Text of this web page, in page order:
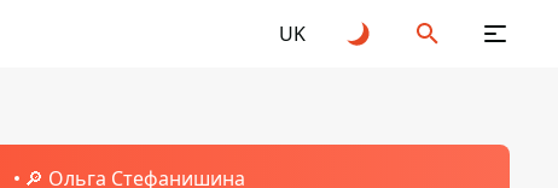
UK
🔎 Ольга Стефанишина